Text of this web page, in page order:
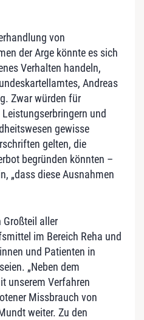
von
der Arge könnte es sich
Verhalten handeln,
Andreas
Zwar würden für
und
gewisse
gelten, die
begründen könnten –
„dass diese Ausnahmen
Großteil aller
im Bereich Reha und
und Patienten in
„Neben dem
unserem Verfahren
Missbrauch von
weiter. Zu den